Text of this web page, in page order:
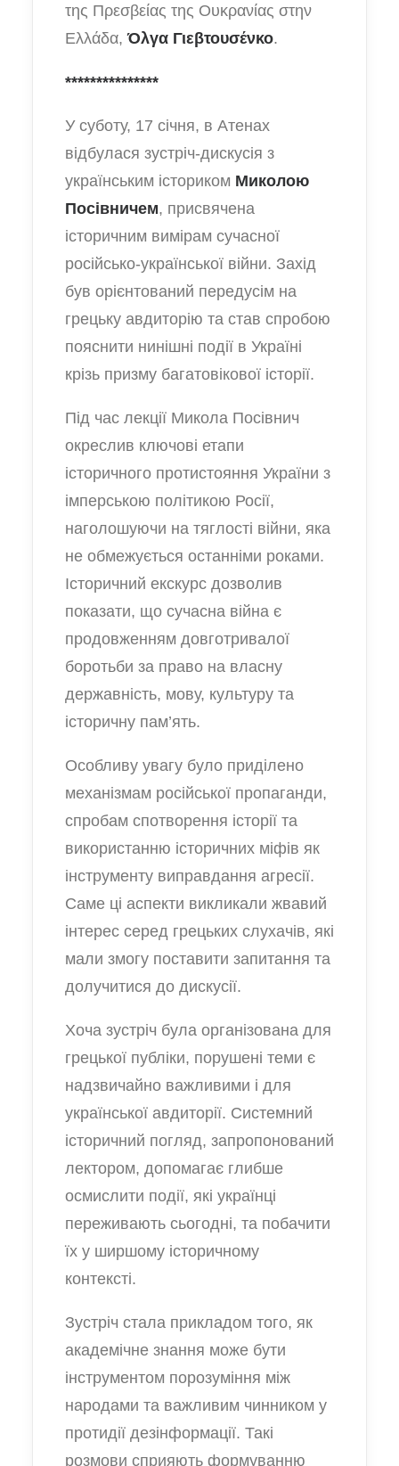
της Πρεσβείας της Ουκρανίας στην
Ελλάδα,Όλγα Γιεβτουσένκο.
***************
У суботу, 17 січня, в Атенах
відбулася зустріч-дискусія з
українським істориком Миколою
Посівничем, присвячена
історичним вимірам сучасної
російсько-української війни. Захід
був орієнтований передусім на
грецьку авдиторію та став спробою
пояснити нинішні події в Україні
крізь призму багатовікової історії.
Під час лекції Микола Посівнич
окреслив ключові етапи
історичного протистояння України з
імперською політикою Росії,
наголошуючи на тяглості війни, яка
не обмежується останніми роками.
Історичний екскурс дозволив
показати, що сучасна війна є
продовженням довготривалої
боротьби за право на власну
державність, мову, культуру та
історичну пам’ять.
Особливу увагу було приділено
механізмам російської пропаганди,
спробам спотворення історії та
використанню історичних міфів як
інструменту виправдання агресії.
Саме ці аспекти викликали жвавий
інтерес серед грецьких слухачів, які
мали змогу поставити запитання та
долучитися до дискусії.
Хоча зустріч була організована для
грецької публіки, порушені теми є
надзвичайно важливими і для
української авдиторії. Системний
історичний погляд, запропонований
лектором, допомагає глибше
осмислити події, які українці
переживають сьогодні, та побачити
їх у ширшому історичному
контексті.
Зустріч стала прикладом того, як
академічне знання може бути
інструментом порозуміння між
народами та важливим чинником у
протидії дезінформації. Такі
розмови сприяють формуванню